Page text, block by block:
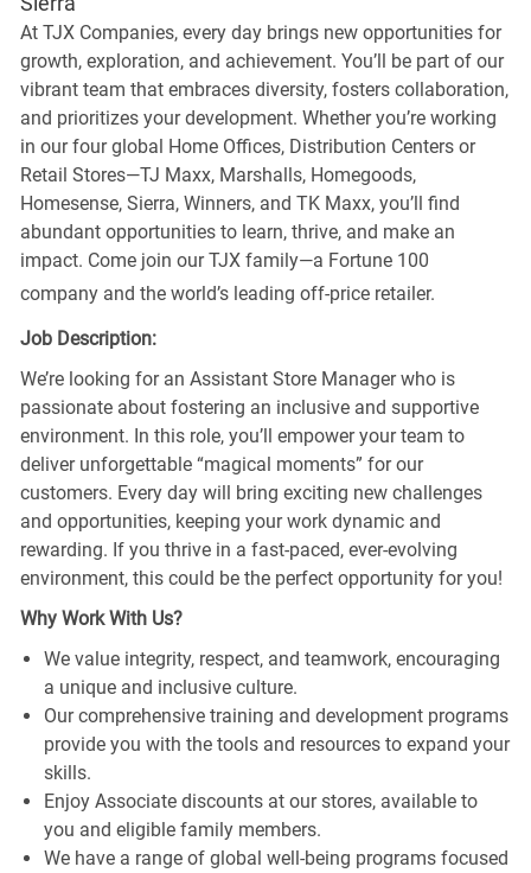
At TJX Companies, every day brings new opportunities for
growth, exploration, and achievement. You’ll be part of our
vibrant team that embraces diversity, fosters collaboration,
and prioritizes your development. Whether you’re working
in our four global Home Offices, Distribution Centers or
Retail Stores—TJ Maxx, Marshalls, Homegoods,
Homesense, Sierra, Winners, and TK Maxx, you’ll find
abundant opportunities to learn, thrive, and make an
impact. Come join our TJX family—a Fortune 100
company and the world’s leading off-price retailer.
Job Description:
We’re looking for an Assistant Store Manager who is
passionate about fostering an inclusive and supportive
environment. In this role, you’ll empower your team to
deliver unforgettable “magical moments” for our
customers. Every day will bring exciting new challenges
and opportunities, keeping your work dynamic and
rewarding. If you thrive in a fast-paced, ever-evolving
environment, this could be the perfect opportunity for you!
Why Work With Us?
We value integrity, respect, and teamwork, encouraging
a unique and inclusive culture.
Our comprehensive training and development programs
provide you with the tools and resources to expand your
skills.
Enjoy Associate discounts at our stores, available to
you and eligible family members.
We have a range of global well-being programs focused